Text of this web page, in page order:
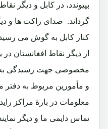
بپیوندد، در کابل و دیگر
گرداند. صدای راکت ها و
کنار کابل به گوش می رسید
از دیگر نقاط افغانستان
مخصوصی جهت رسیدگی به
و مأمورین مربوط به دفتر
معلومات در بارۀ مراکز
تماس دایمی ما و دیگر